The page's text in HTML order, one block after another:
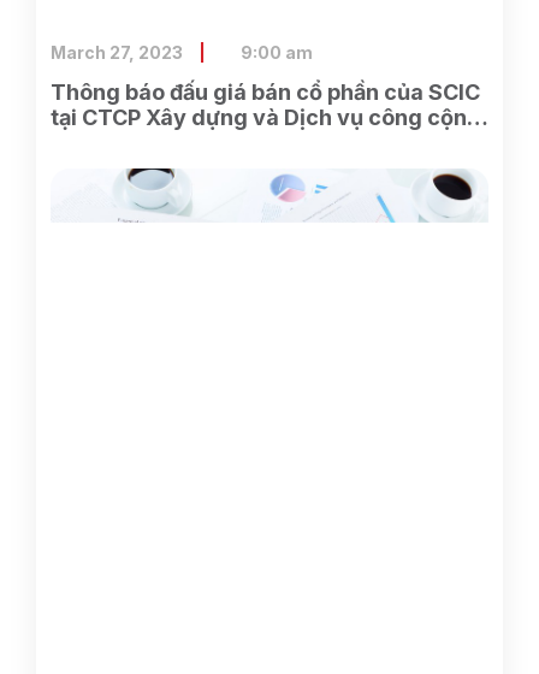
Thông báo đấu giá bán cổ phần của SCIC
tại CTCP Xây dựng và Dịch vụ công cộng
March 27, 2023 9:00 am